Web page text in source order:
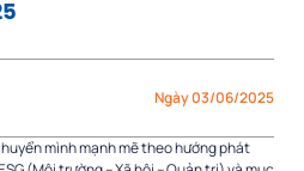
Ngày 03/06/2025
mình mạnh mẽ theo hướng phát